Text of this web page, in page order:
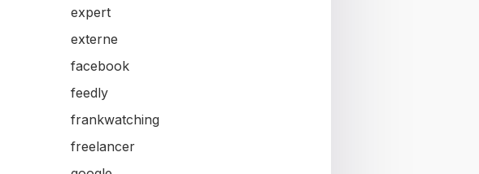
expert
externe
facebook
feedly
frankwatching
freelancer